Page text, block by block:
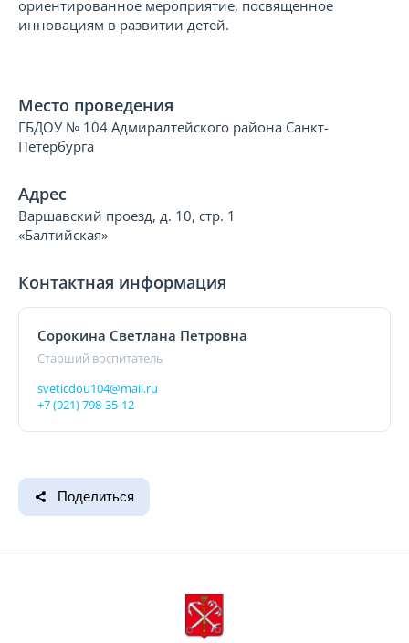
ориентированное мероприятие, посвященное
инновациям в развитии детей.
Место проведения
ГБДОУ № 104 Адмиралтейского района Санкт-
Петербурга
Адрес
Варшавский проезд, д. 10, стр. 1
«Балтийская»
Контактная информация
Сорокина Светлана Петровна
Старший воспитатель
sveticdou104@mail.ru
+7 (921) 798-35-12
Поделиться